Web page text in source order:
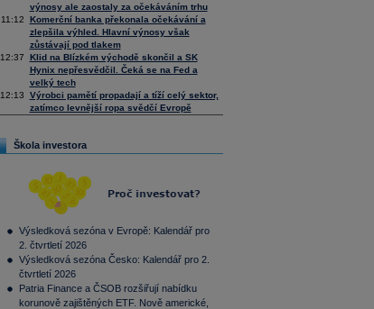
výnosy ale zaostaly za očekáváním trhu
11:12
Komerční banka překonala očekávání a
zlepšila výhled. Hlavní výnosy však
zůstávají pod tlakem
12:37
Klid na Blízkém východě skončil a SK
Hynix nepřesvědčil. Čeká se na Fed a
velký tech
12:13
Výrobci pamětí propadají a tíží celý sektor,
zatímco levnější ropa svědčí Evropě
Škola investora
Výsledková sezóna v Evropě: Kalendář pro
2. čtvrtletí 2026
Výsledková sezóna Česko: Kalendář pro 2.
čtvrtletí 2026
Patria Finance a ČSOB rozšiřují nabídku
korunově zajištěných ETF. Nově americké,